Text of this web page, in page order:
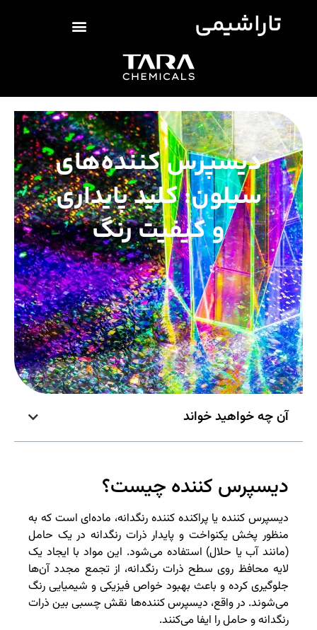
تاراشیمی
دیسپرس کننده‌های
سیلون: کلید پایداری
و کیفیت رنگ
آن چه خواهید خواند
دیسپرس کننده چیست؟
دیسپرس کننده یا پراکنده کننده رنگدانه، ماده‌ای است که به
منظور پخش یکنواخت و پایدار ذرات رنگدانه در یک حامل
(مانند آب یا حلال) استفاده می‌شود. این مواد با ایجاد یک
لایه محافظ روی سطح ذرات رنگدانه، از تجمع مجدد آن‌ها
جلوگیری کرده و باعث بهبود خواص فیزیکی و شیمیایی رنگ
می‌شوند. در واقع، دیسپرس کننده‌ها نقش چسبی بین ذرات
رنگدانه و حامل را ایفا می‌کنند.